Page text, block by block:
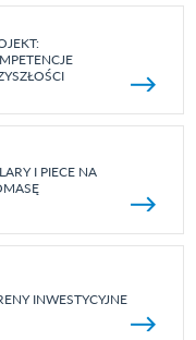
I PIECE NA
INWESTYCYJNE